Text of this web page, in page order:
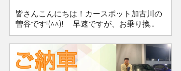
皆さんこんにちは！カースポット加古川の
曽谷です!(^^)! 早速ですが、お乗り換...